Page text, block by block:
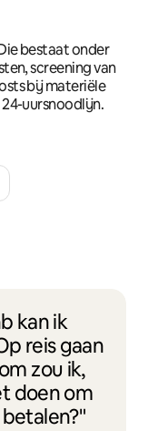
bestaat onder
screening van
bij materiële
24-uursnoodlijn.
kan ik
reis gaan
zou ik,
doen om